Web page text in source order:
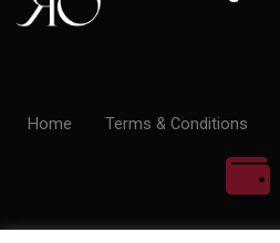
Home Terms & Conditions